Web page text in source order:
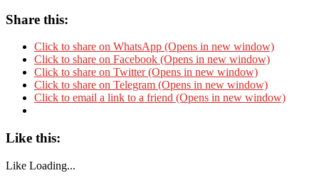
Share this:
Click to share on WhatsApp (Opens in new window)
Click to share on Facebook (Opens in new window)
Click to share on Twitter (Opens in new window)
Click to share on Telegram (Opens in new window)
Click to email a link to a friend (Opens in new window)
Like this:
Like Loading...